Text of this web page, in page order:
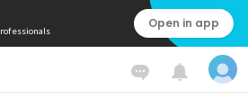
Open in app